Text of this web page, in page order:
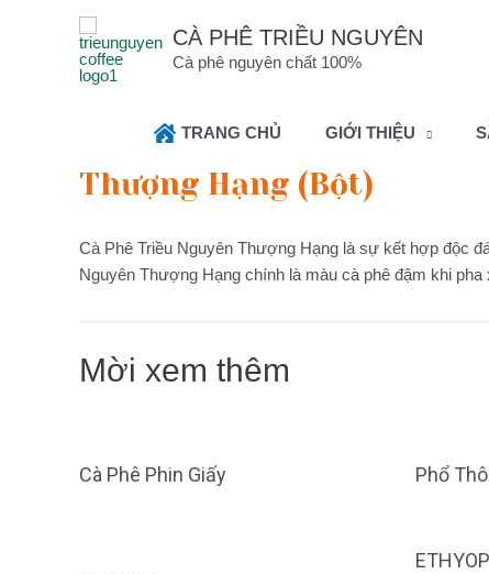
CÀ PHÊ TRIỀU NGUYÊN
Cà phê nguyên chất 100%
TRANG CHỦ GIỚI THIỆU
Thượng Hạng (Bột)
Cà Phê Triều Nguyên Thượng Hạng là sự kết hợp độc
Nguyên Thượng Hạng chính là màu cà phê đậm khi
Mời xem thêm
Cà Phê Phin Giấy Phổ